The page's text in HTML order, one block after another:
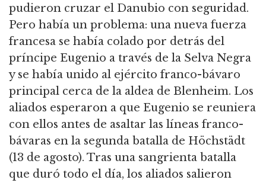
pudieron cruzar el Danubio con seguridad.
Pero había un problema: una nueva fuerza
francesa se había colado por detrás del
príncipe Eugenio a través de la Selva Negra
y se había unido al ejército franco-bávaro
principal cerca de la aldea de Blenheim. Los
aliados esperaron a que Eugenio se reuniera
con ellos antes de asaltar las líneas franco-
bávaras en la segunda batalla de Höchstädt
(13 de agosto). Tras una sangrienta batalla
que duró todo el día, los aliados salieron